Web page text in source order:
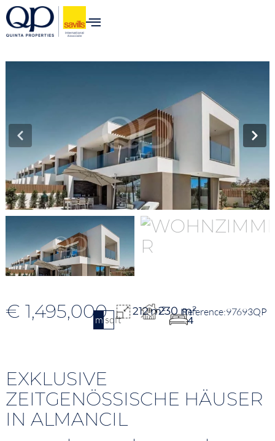
€ 1,495,000
m2sqft
212 m²230 m²
4
97693QP
EXKLUSIVE
ZEITGENÖSSISCHE HÄUSER
IN ALMANCIL